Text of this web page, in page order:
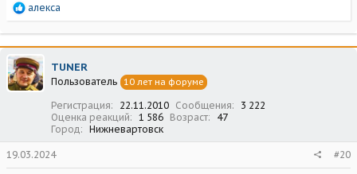
Р
а
к
ц
и
и
алекса
TUNER
Пользователь 10 лет на форуме
Регистрация 22.11.2010 Сообщения
3 222
Оценка реакций
1 586 Возраст
47
Город
Нижневартовск
19.03.2024 #20